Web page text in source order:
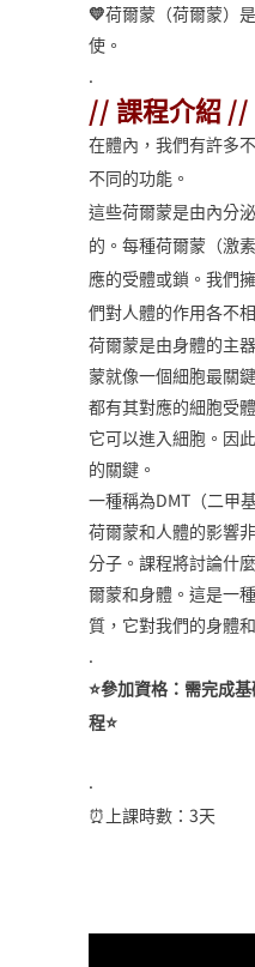
💛荷爾蒙（荷爾蒙）
使。
.
// 課程介紹 //
在體內，我們有許多
不同的功能。
這些荷爾蒙是由內分
的。每種荷爾蒙（激
應的受體或鎖。我們
們對人體的作用各不
荷爾蒙是由身體的主
蒙就像一個細胞最關
都有其對應的細胞受
它可以進入細胞。因
的關鍵。
一種稱為DMT（二甲
荷爾蒙和人體的影響
分子。課程將討論什
爾蒙和身體。這是一
質，它對我們的身體
.
⭐️參加資格：需完成
程⭐️
.
⏰上課時數：3天